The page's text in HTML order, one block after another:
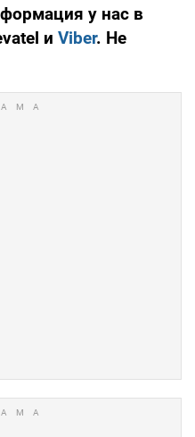
у нас в
и Viber. Не